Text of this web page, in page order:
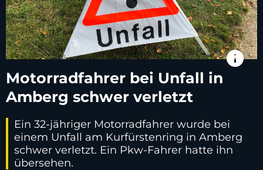
info
Motorradfahrer bei Unfall in
Amberg schwer verletzt
Ein 32-jähriger Motorradfahrer wurde bei
einem Unfall am Kurfürstenring in Amberg
schwer verletzt. Ein Pkw-Fahrer hatte ihn
übersehen.